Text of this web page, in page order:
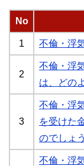
No
1 不倫・浮
2
不倫・浮
は、どの
3
不倫・浮
を受けた
のでしょ
不倫・浮